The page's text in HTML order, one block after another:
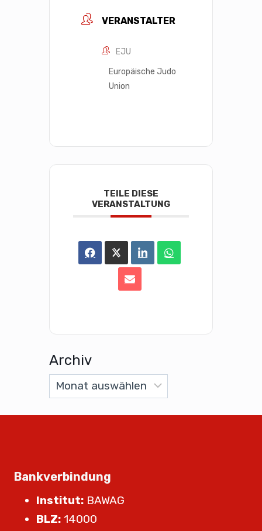
VERANSTALTER
EJU
Europäische Judo
Union
TEILE DIESE
VERANSTALTUNG
Archiv
Bankverbindung
Institut: BAWAG
BLZ: 14000